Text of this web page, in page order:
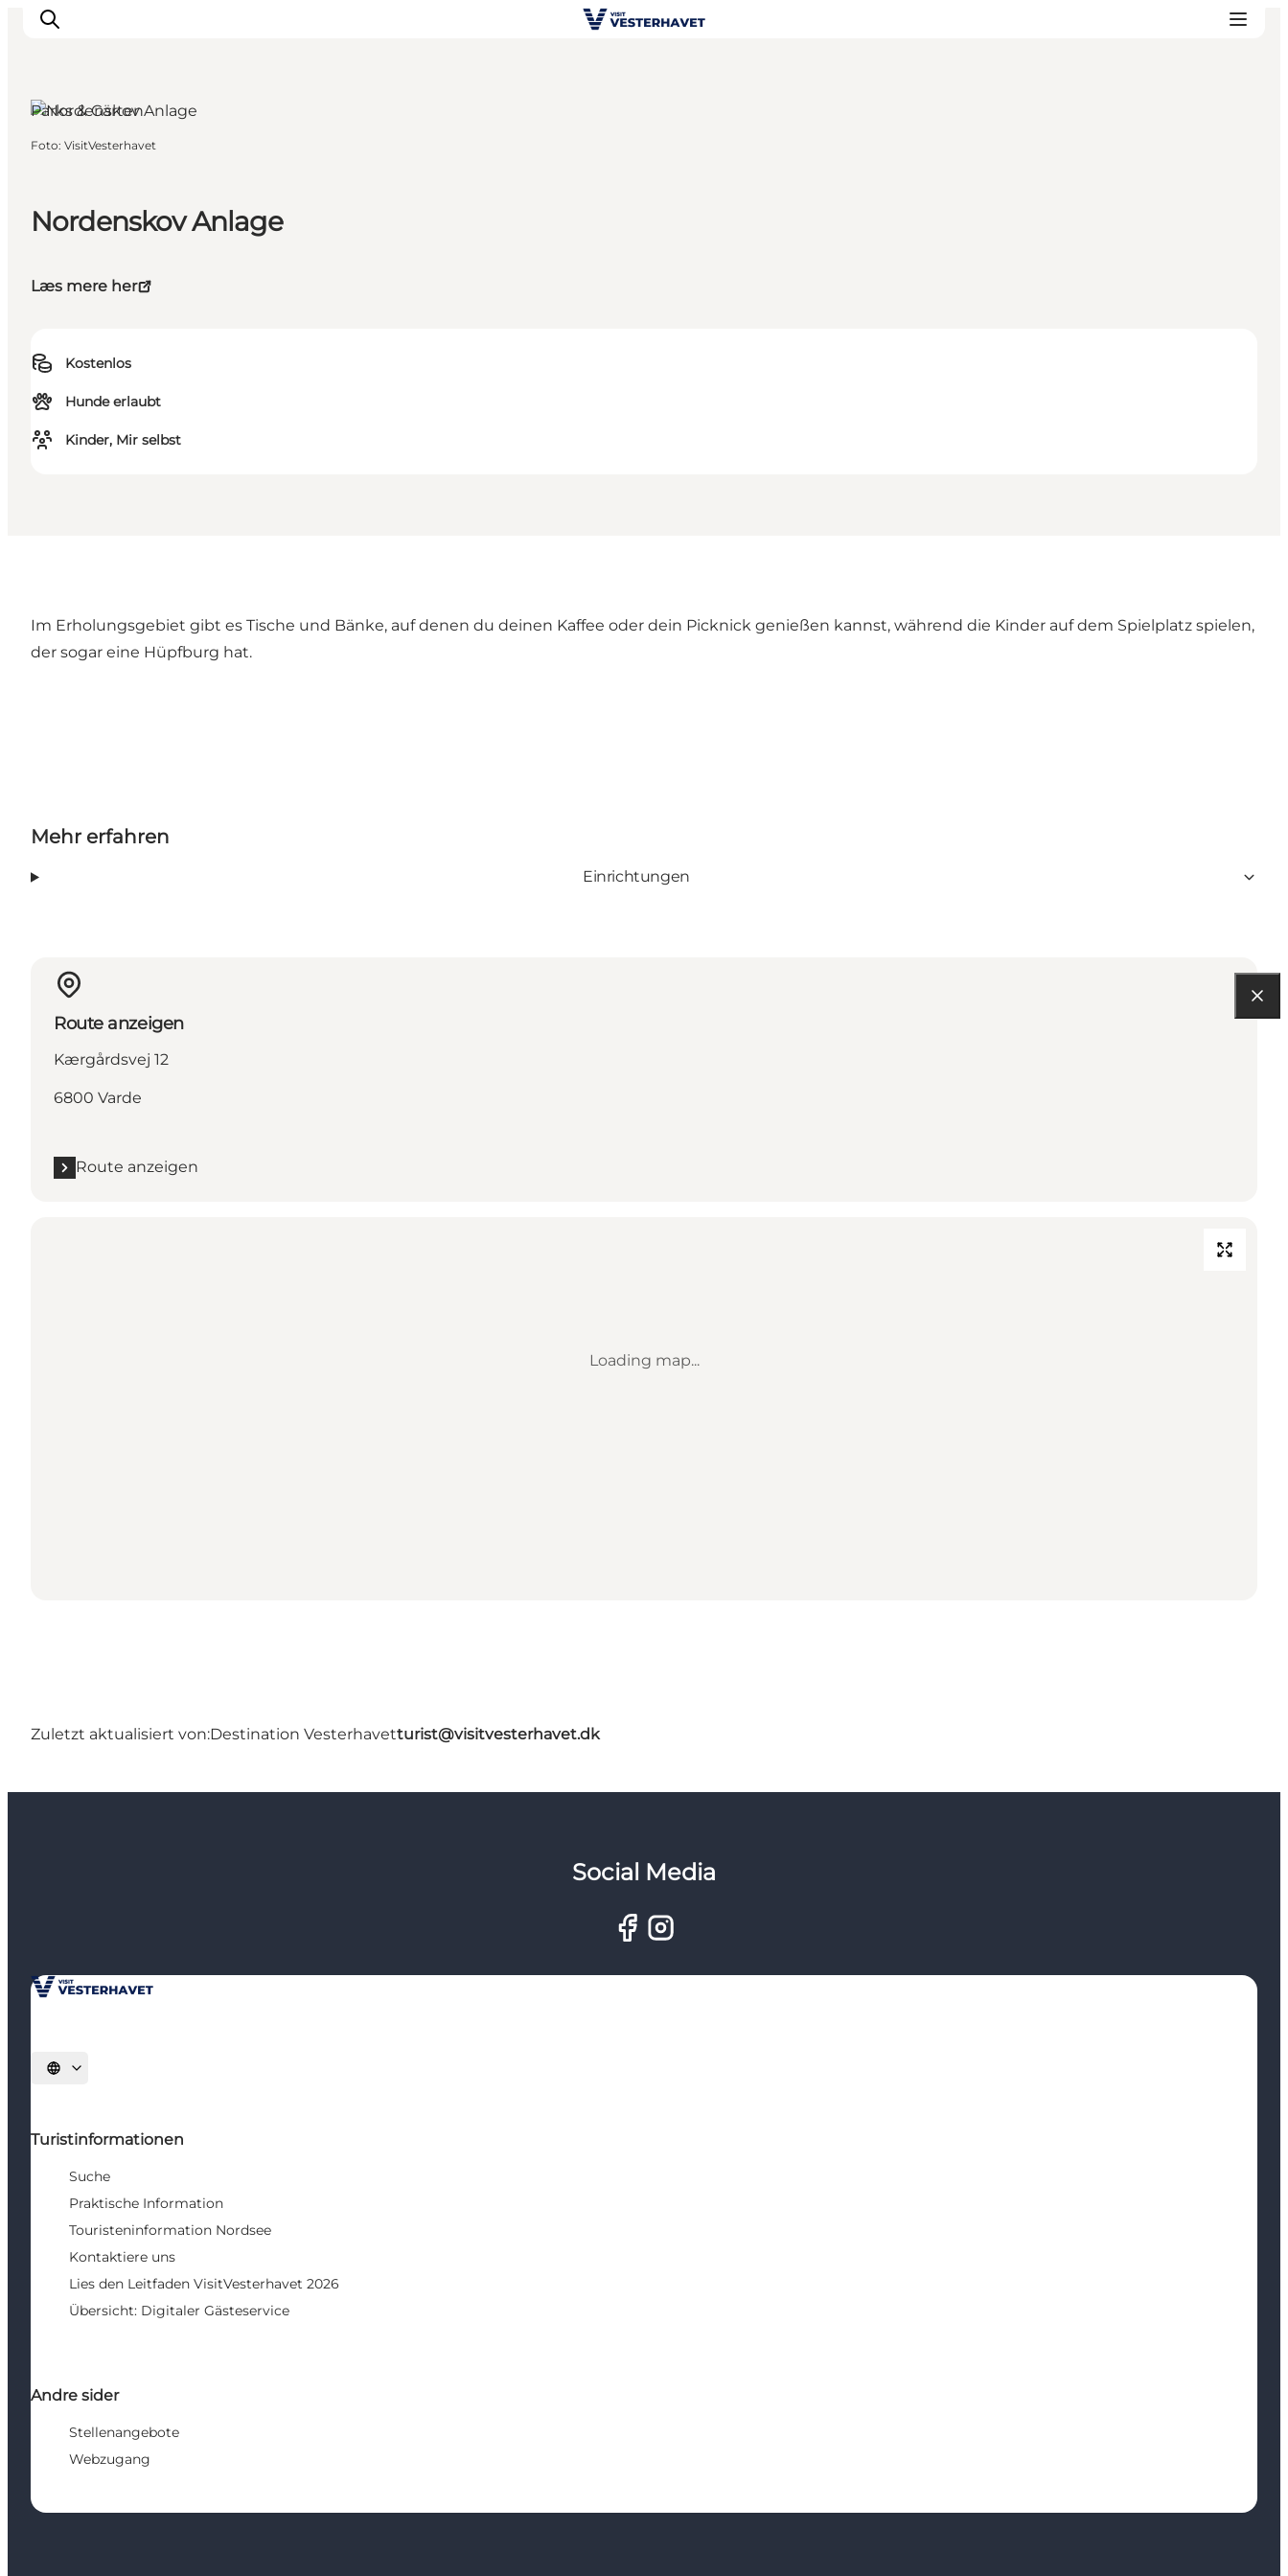
Unsere Städte
Essen & Übernachtung
Plane deine Reise
Nordenskov Anlage
Læs mere her
Kostenlos
Hunde erlaubt
Kinder, Mir selbst
Parks & Gärten
Foto: VisitVesterhavet
Im Erholungsgebiet gibt es Tische und Bänke, auf denen du deinen Kaffee oder dein Picknick genießen kannst, während die Kinder auf dem Spielplatz spielen,
der sogar eine Hüpfburg hat.
Mehr erfahren
Einrichtungen
Route anzeigen
Kærgårdsvej 12
6800 Varde
Route anzeigen
Loading map...
Zuletzt aktualisiert von:Destination Vesterhavetturist@visitvesterhavet.dk
Social Media
Sprache auswählen
Turistinformationen
Suche
Praktische Information
Touristeninformation Nordsee
Kontaktiere uns
Lies den Leitfaden VisitVesterhavet 2026
Übersicht: Digitaler Gästeservice
Andre sider
Stellenangebote
Webzugang